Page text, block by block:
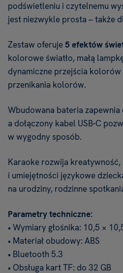
podświetleniu i czytelnemu
jest niezwykle prosta – także
Zestaw oferuje5 efektów
kolorowe światło, małą
dynamiczne przejścia kolorów
przenikania kolorów.
Wbudowana bateria zapewnia
a dołączony kabel USB-C
w wygodny sposób.
Karaoke rozwija
i umiejętności językowe
na urodziny, rodzinne
Parametry techniczne:
• Wymiary głośnika: 10,5 ×
• Materiał obudowy: ABS
• Bluetooth 5.3
• Obsługa kart TF: do 32 GB